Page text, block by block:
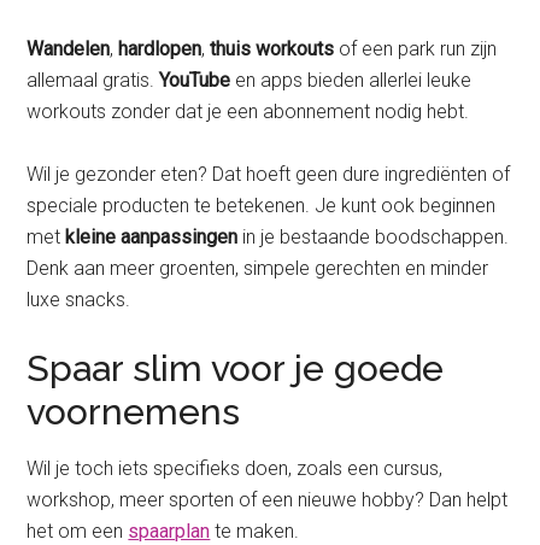
Wandelen, hardlopen,thuis workouts of een park run zijn
allemaal gratis.YouTube en apps bieden allerlei leuke
workouts zonder dat je een abonnement nodig hebt.
Wil je gezonder eten? Dat hoeft geen dure ingrediënten of
speciale producten te betekenen. Je kunt ook beginnen
met kleine aanpassingen in je bestaande boodschappen.
Denk aan meer groenten, simpele gerechten en minder
luxe snacks.
Spaar slim voor je goede
voornemens
Wil je toch iets specifieks doen, zoals een cursus,
workshop, meer sporten of een nieuwe hobby? Dan helpt
het om een spaarplan te maken.